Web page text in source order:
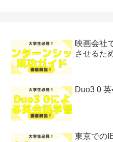
映画会社
させるた
Duo3 0
東京での